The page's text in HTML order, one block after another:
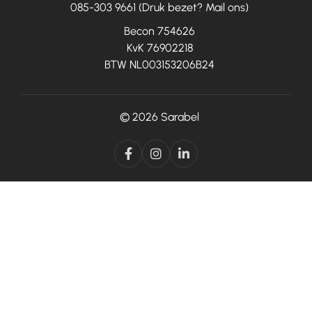
085-303 9661 (Druk bezet? Mail ons)
Becon 754626
KvK 76902218
BTW NL003153206B24
© 2026 Sarabel
  